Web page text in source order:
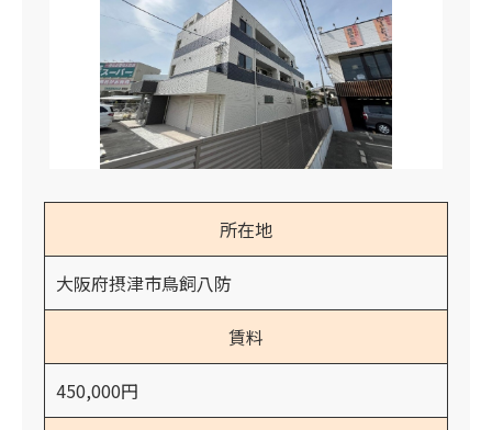
所在地
大阪府摂津市鳥飼八防
賃料
450,000円